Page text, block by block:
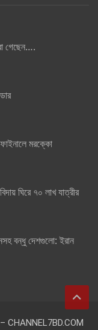
গেছেন….
ফাইনালে মরক্কো
ঘিরে ৭০ লাখ যাত্রীর
বন্ধু দেশগুলো: ইরান
CHANNEL7BD.COM